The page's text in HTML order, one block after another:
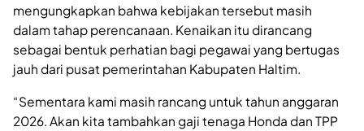
mengungkapkan bahwa kebijakan tersebut masih
dalam tahap perencanaan. Kenaikan itu dirancang
sebagai bentuk perhatian bagi pegawai yang bertugas
jauh dari pusat pemerintahan Kabupaten Haltim.
“Sementara kami masih rancang untuk tahun anggaran
2026. Akan kita tambahkan gaji tenaga Honda dan TPP